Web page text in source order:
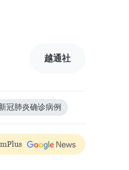
越通社
冠肺炎确诊病例